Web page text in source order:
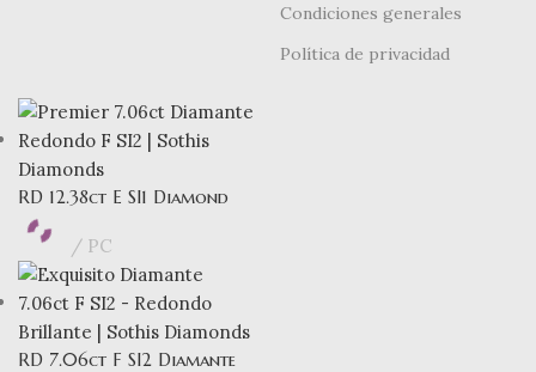
Condiciones generales
Política de privacidad
RD 12.38ct E SI1 Diamond
PC
RD 7.06ct F SI2 Diamante